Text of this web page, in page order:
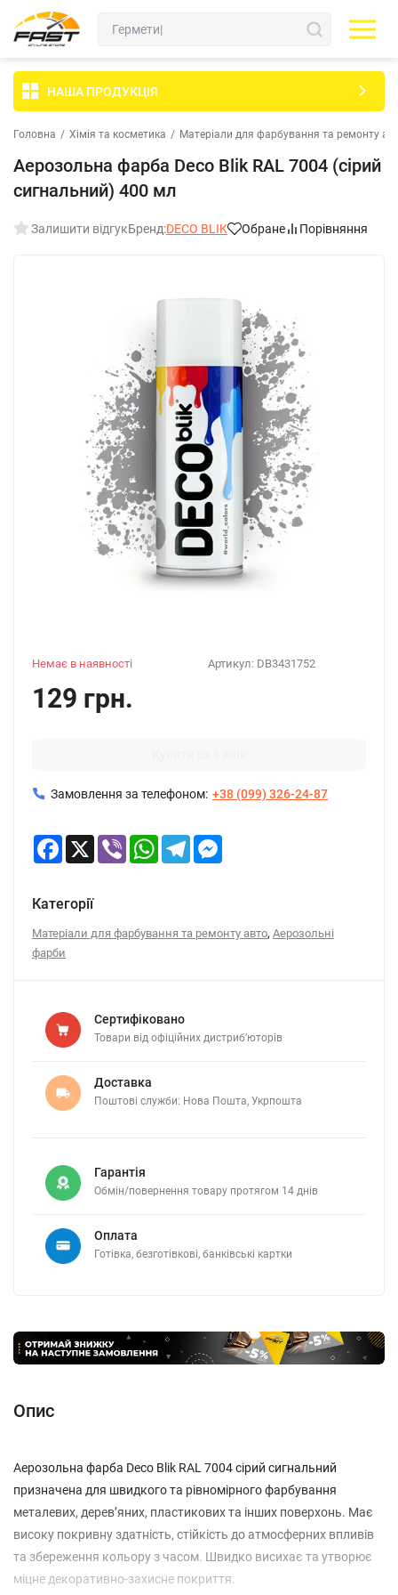
НАША ПРОДУКЦІЯ
Головна / Хімія та косметика / Матеріали для фарбування та ремонту
Аерозольна фарба Deco Blik RAL 7004 (сірий
сигнальний) 400 мл
Залишити відгукБренд:DECO BLIK Обране Порівняння
Артикул: DB3431752
Немає в наявності
129 грн.
Замовлення за телефоном: +38 (099) 326-24-87
Facebook
X Viber WhatsApp
Telegram
Категорії
Матеріали для фарбування та ремонту авто, Аерозольні
фарби
Сертифіковано
Товари від офіційних дистриб’юторів
Доставка
Поштові служби: Нова Пошта, Укрпошта
Гарантія
Обмін/повернення товару протягом 14 днів
Оплата
Готівка, безготівкові, банківські картки
Опис
Аерозольна фарба Deco Blik RAL 7004 сірий сигнальний
призначена для швидкого та рівномірного фарбування
металевих, дерев’яних, пластикових та інших поверхонь. Має
високу покривну здатність, стійкість до атмосферних впливів
та збереження кольору з часом. Швидко висихає та утворює
міцне декоративно-захисне покриття.